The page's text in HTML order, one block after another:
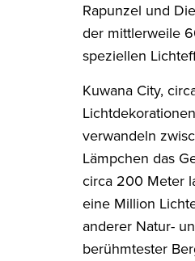
Rapunzel und
der mittlerweile
speziellen
Kuwana City,
verwandeln
Lämpchen das
circa 200 Meter
eine Million
anderer Natur-
berühmtester